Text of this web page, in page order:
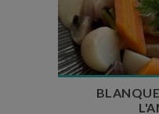
Temps de
Temps de